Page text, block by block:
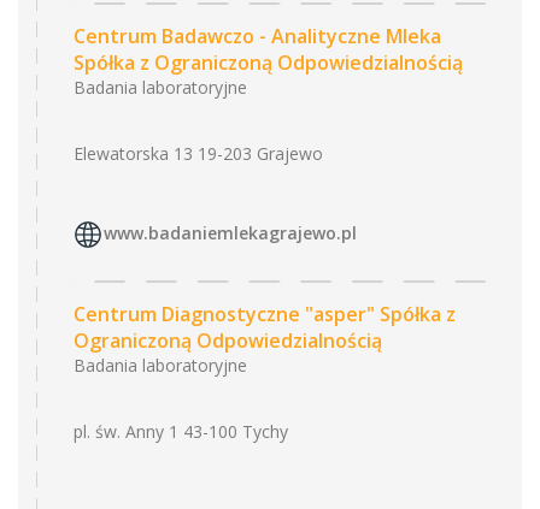
Centrum Badawczo - Analityczne Mleka
Spółka z Ograniczoną Odpowiedzialnością
Badania laboratoryjne
Elewatorska 13 19-203 Grajewo
www.badaniemlekagrajewo.pl
Centrum Diagnostyczne "asper" Spółka z
Ograniczoną Odpowiedzialnością
Badania laboratoryjne
pl. św. Anny 1 43-100 Tychy